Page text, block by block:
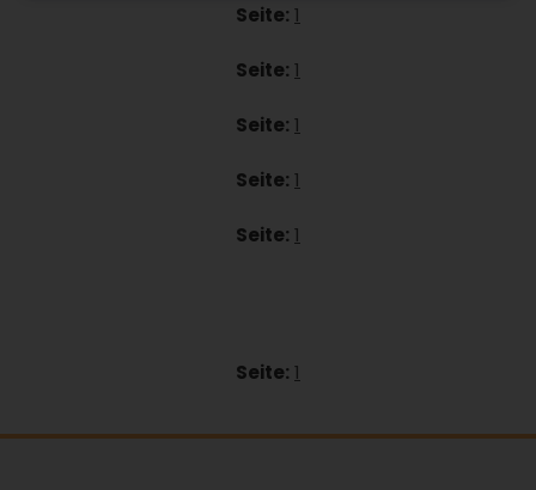
Seite: 1
Seite: 1
Seite: 1
Seite: 1
Seite: 1
Seite: 1